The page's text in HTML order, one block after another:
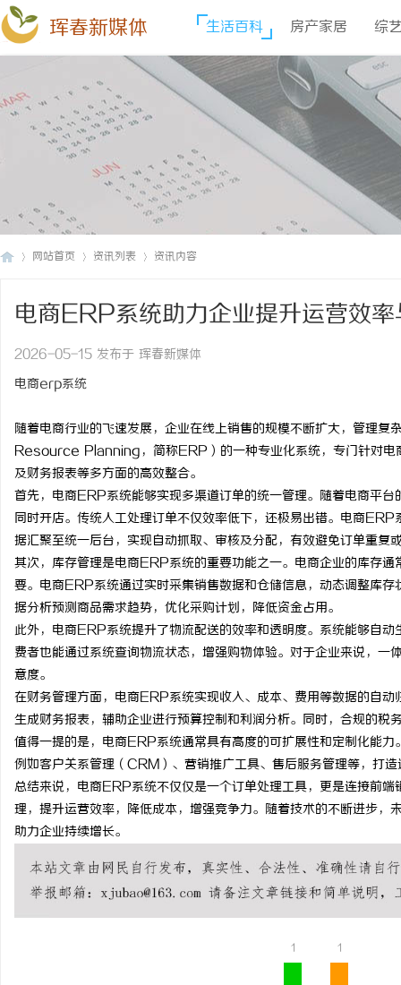
珲春新媒体 生活百科 房产家居 综
网站首页 资讯列表 资讯内容
电商ERP系统助力企业提升运营效
2026-05-15 发布于 珲春新媒体
电商erp系统
随着电商行业的飞速发展，企业在线上销售的规模不断扩大，管理
Resource Planning，简称ERP）的一种专业化系统，专门针对电
及财务报表等多方面的高效整合。
首先，电商ERP系统能够实现多渠道订单的统一管理。随着电商平
同时开店。传统人工处理订单不仅效率低下，还极易出错。电商
据汇聚至统一后台，实现自动抓取、审核及分配，有效避免订单重复
其次，库存管理是电商ERP系统的重要功能之一。电商企业的库存
要。电商ERP系统通过实时采集销售数据和仓储信息，动态调整库
据分析预测商品需求趋势，优化采购计划，降低资金占用。
此外，电商ERP系统提升了物流配送的效率和透明度。系统能够自
费者也能通过系统查询物流状态，增强购物体验。对于企业来说，
意度。
在财务管理方面，电商ERP系统实现收入、成本、费用等数据的自
生成财务报表，辅助企业进行预算控制和利润分析。同时，合规的税
值得一提的是，电商ERP系统通常具有高度的可扩展性和定制化能
例如客户关系管理（CRM）、营销推广工具、售后服务管理等，打
总结来说，电商ERP系统不仅仅是一个订单处理工具，更是连接前
理，提升运营效率，降低成本，增强竞争力。随着技术的不断进步
助力企业持续增长。
1 1
面解析八哥电影网：丰富资源与优质观影体